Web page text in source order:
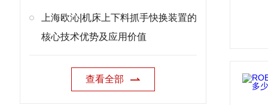
上海欧沁|机床上下料抓手快换装置的
核心技术优势及应用价值
查看全部